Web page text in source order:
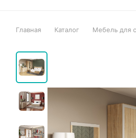
Главная Каталог Мебель для